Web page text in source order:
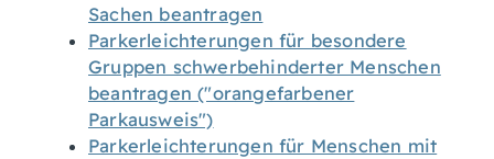
Sachen beantragen
Parkerleichterungen für besondere
Gruppen schwerbehinderter Menschen
beantragen ("orangefarbener
Parkausweis")
Parkerleichterungen für Menschen mit